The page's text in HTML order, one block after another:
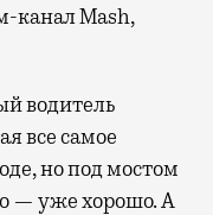
канал Mash,
водитель
все самое
но под мостом
— уже хорошо. А